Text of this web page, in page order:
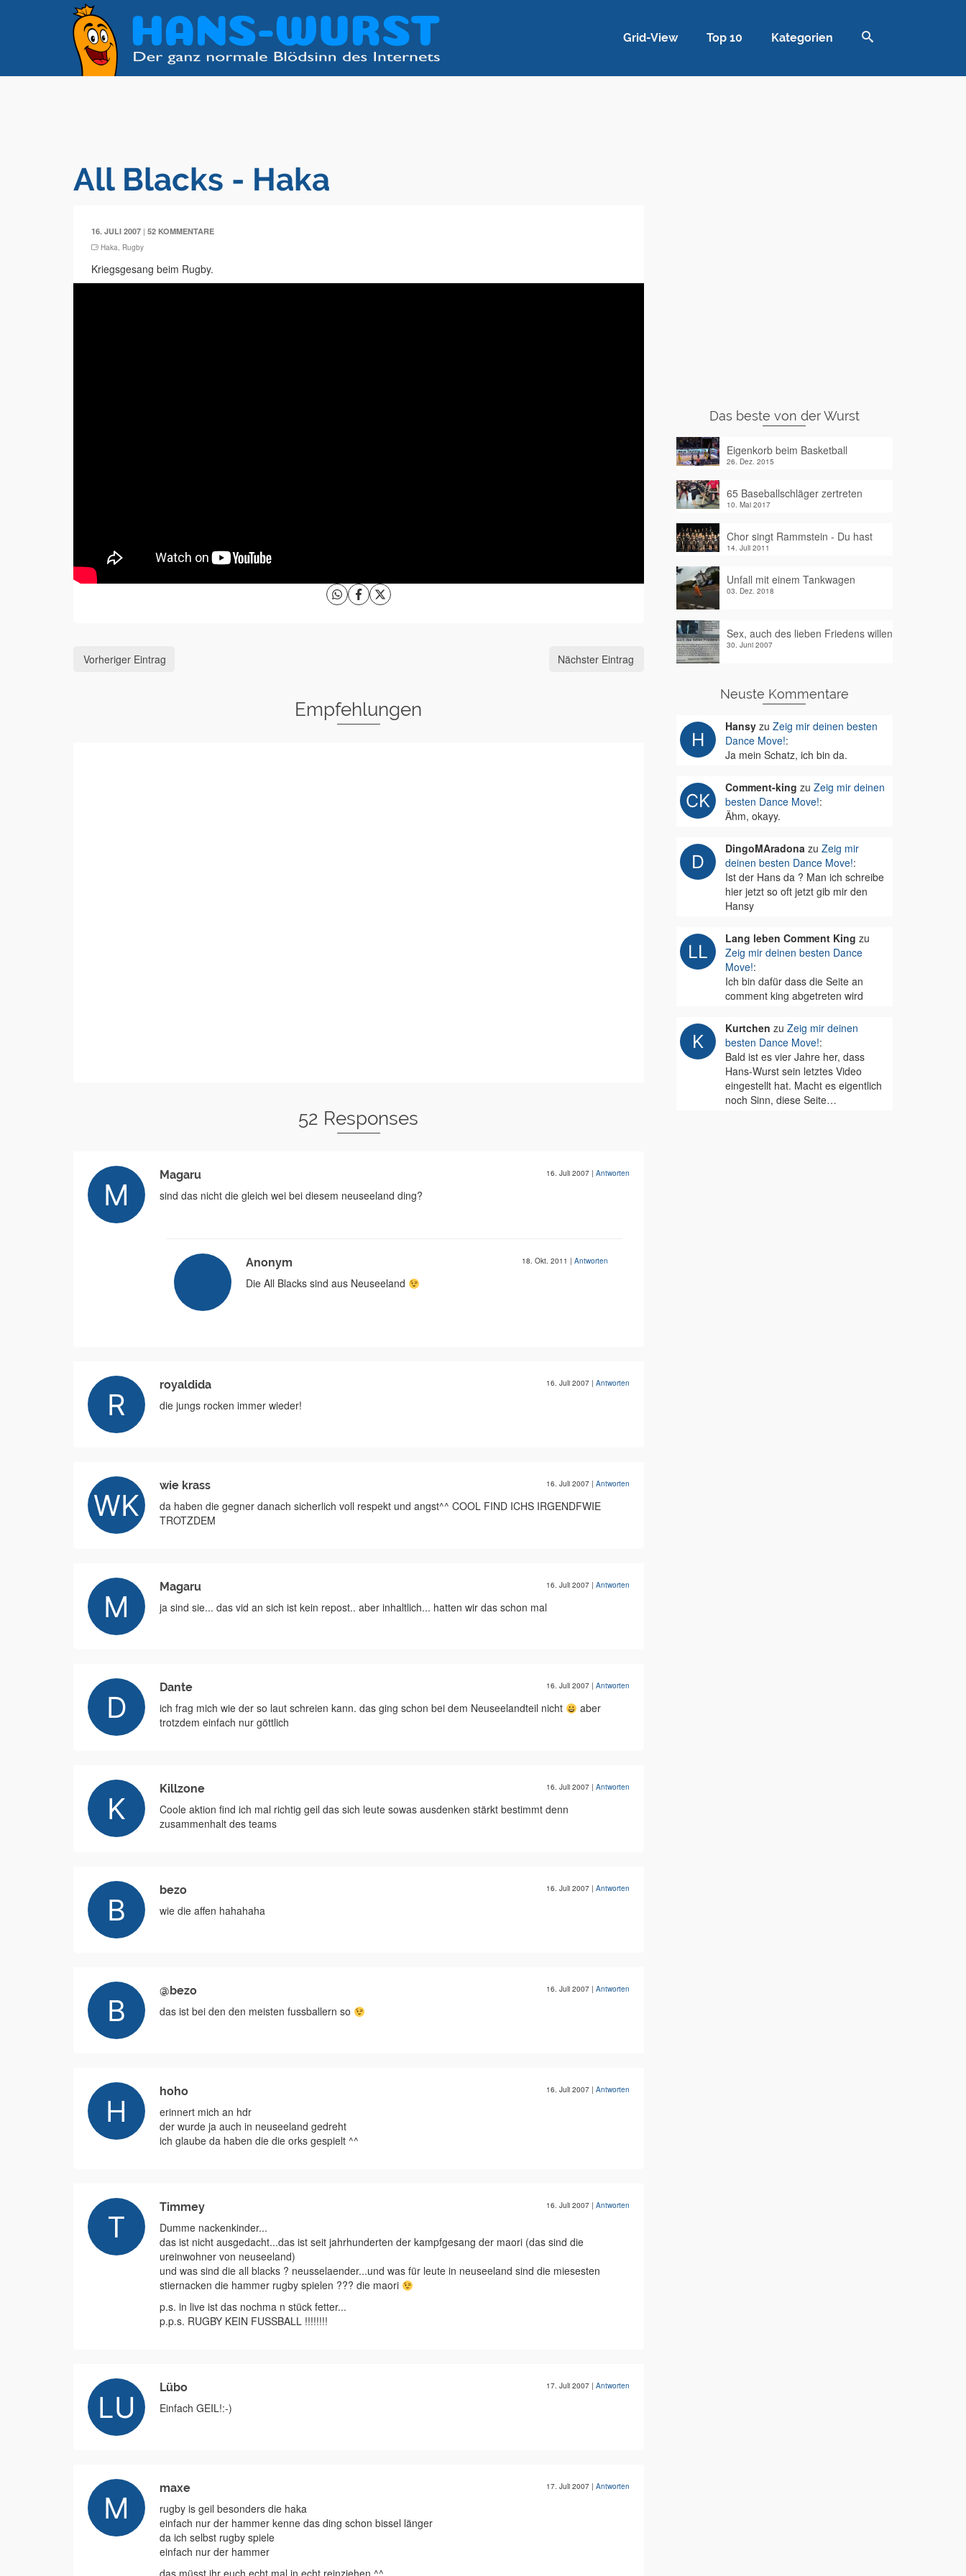
Grid-View Top 10 Kategorien
All Blacks - Haka
16. JULI 2007 | 52 KOMMENTARE
Haka, Rugby
Kriegsgesang beim Rugby.
Vorheriger Eintrag Nächster Eintrag
Empfehlungen
52 Responses
Magaru 16. Juli 2007 | Antworten
sind das nicht die gleich wei bei diesem neuseeland ding?
Anonym 18. Okt. 2011 | Antworten
Die All Blacks sind aus Neuseeland
royaldida 16. Juli 2007 | Antworten
die jungs rocken immer wieder!
wie krass 16. Juli 2007 | Antworten
da haben die gegner danach sicherlich voll respekt und angst^^ COOL FIND ICHS IRGENDFWIE
TROTZDEM
Magaru 16. Juli 2007 | Antworten
ja sind sie... das vid an sich ist kein repost.. aber inhaltlich... hatten wir das schon mal
Dante 16. Juli 2007 | Antworten
ich frag mich wie der so laut schreien kann. das ging schon bei dem Neuseelandteil nicht
aber
trotzdem einfach nur göttlich
Killzone 16. Juli 2007 | Antworten
Coole aktion find ich mal richtig geil das sich leute sowas ausdenken stärkt bestimmt denn
zusammenhalt des teams
bezo 16. Juli 2007 | Antworten
wie die affen hahahaha
@bezo 16. Juli 2007 | Antworten
das ist bei den den meisten fussballern so
hoho 16. Juli 2007 | Antworten
erinnert mich an hdr
der wurde ja auch in neuseeland gedreht
ich glaube da haben die die orks gespielt ^^
Timmey 16. Juli 2007 | Antworten
Dumme nackenkinder...
das ist nicht ausgedacht...das ist seit jahrhunderten der kampfgesang der maori (das sind die
ureinwohner von neuseeland)
und was sind die all blacks ? neusselaender...und was für leute in neuseeland sind die miesesten
stiernacken die hammer rugby spielen ??? die maori
p.s. in live ist das nochma n stück fetter...
p.p.s. RUGBY KEIN FUSSBALL !!!!!!!!
Lübo 17. Juli 2007 | Antworten
Einfach GEIL!:-)
maxe 17. Juli 2007 | Antworten
rugby is geil besonders die haka
einfach nur der hammer kenne das ding schon bissel länger
da ich selbst rugby spiele
einfach nur der hammer
Das beste von der Wurst
Eigenkorb beim Basketball
26. Dez. 2015
65 Baseballschläger zertreten
10. Mai 2017
Chor singt Rammstein - Du hast
14. Juli 2011
Unfall mit einem Tankwagen
03. Dez. 2018
Sex, auch des lieben Friedens willen
30. Juni 2007
Neuste Kommentare
Hansyzu Zeig mir deinen besten
Dance Move!:
Ja mein Schatz, ich bin da.
Comment-king zu Zeig mir deinen
besten Dance Move!:
Ähm, okayy.
DingoMAradonazu Zeig mir
deinen besten Dance Move!:
Ist der Hans da ? Man ich schreibe
hier jetzt so oft jetzt gib mir den
Hansy
Lang leben Comment King zu
Zeig mir deinen besten Dance
Move!:
Ich bin dafür dass die Seite an
comment king abgetreten wird
Kurtchen zu Zeig mir deinen
besten Dance Move!:
Bald ist es vier Jahre her, dass
Hans-Wurst sein letztes Video
eingestellt hat. Macht es eigentlich
noch Sinn, diese Seite…